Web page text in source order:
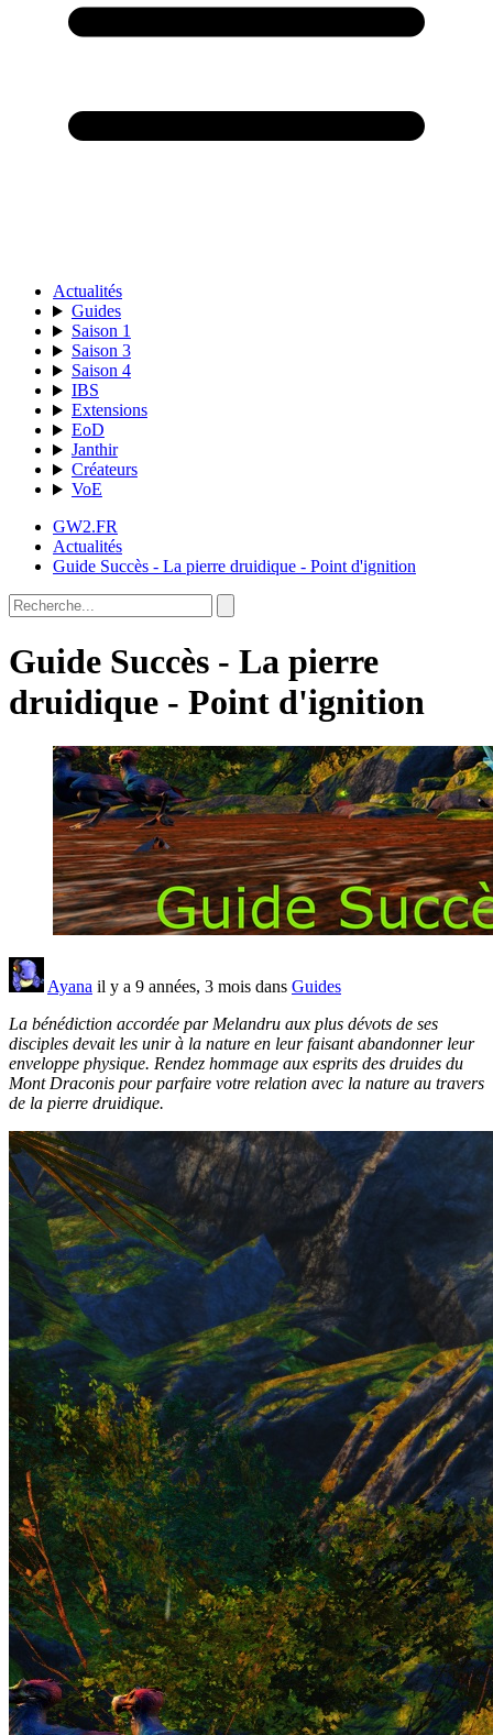
Actualités
Guides
Saison 1
Saison 3
Saison 4
IBS
Extensions
EoD
Janthir
Créateurs
VoE
GW2.FR
Actualités
Guide Succès - La pierre druidique - Point d'ignition
Guide Succès - La pierre
druidique - Point d'ignition
Ayana il y a 9 années, 3 mois dans Guides
La bénédiction accordée par Melandru aux plus dévots de ses
disciples devait les unir à la nature en leur faisant abandonner leur
enveloppe physique. Rendez hommage aux esprits des druides du
Mont Draconis pour parfaire votre relation avec la nature au travers
de la pierre druidique.